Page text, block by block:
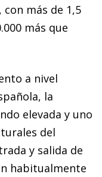
más de 1,5
más que
a nivel
la
elevada y uno
del
y salida de
habitualmente